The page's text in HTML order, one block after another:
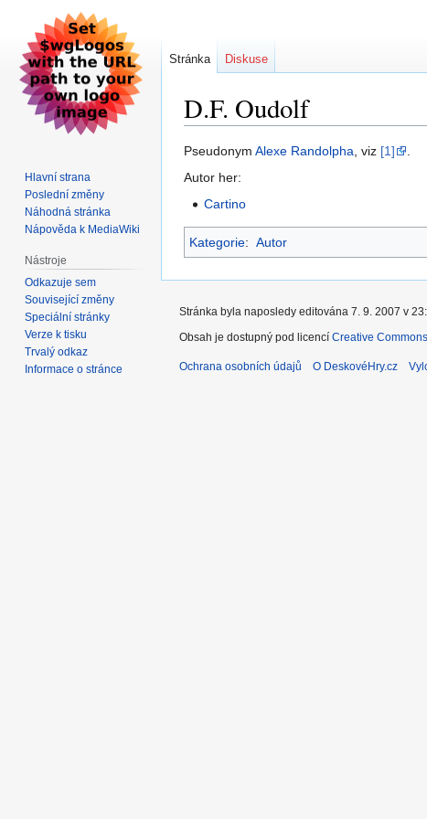
D.F. Oudolf
Skočit
na
Skočit
na
Pseudonym Alexe Randolpha, viz [1]
.
Autor her:
Cartino
Kategorie: Autor
Stránka Diskuse
Hlavní strana
Poslední změny
Náhodná stránka
Nápověda k MediaWiki
Nástroje
Odkazuje sem
Související změny
Speciální stránky
Verze k tisku
Trvalý odkaz
Informace o stránce
Stránka byla naposledy editována 7. 9. 2007 v
Obsah je dostupný pod licencí Creative
Ochrana osobních údajů O DeskovéHry.cz